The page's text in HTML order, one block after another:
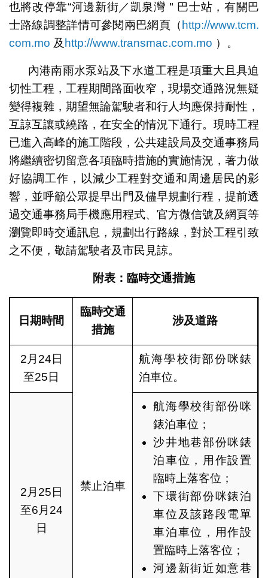
也將改停靠“河邊新街／凱泉灣＂巴士站，有關巴
士路線調整詳情可參閱兩巴網頁（ http://www.tcm.
com.mo 及 http://www.transmac.com.mo ）。
內港南雨水泵站及下水道工程是項重大且具迫
切性工程，工程期間路面收窄，現場交通路況無疑
變得複雜，期望無論駕駛者和行人均應保持耐性，
互諒互讓或繞路，在安全的情況下通行。現時工程
已進入高峰的施工階段，公共建設局及交通事務局
將繼續密切留意各項臨時措施的實施情況，著力做
好協調工作，以減少工程對交通和周邊居民的影
響，並呼籲公眾提早出門及儘早規劃行程，提前透
過交通事務局手機應用程式、官方微信號及網頁等
瀏覽即時交通訊息，規劃出行路線，對於工程引致
之不便，敬請駕駛者及市民見諒。
附表：臨時交通措施
日期時間
臨時交通
措施
涉及道路
2月24日
至25日
禁止泊車
航海學校街部份咪錶
泊車位。
2月25日
至6月24
日
航海學校街部份咪
錶泊車位；
沙井地巷部份咪錶
泊車位，用作設置
臨時上落客位；
下環街部份咪錶泊
車位及該路段電單
車泊車位，用作設
置臨時上落客位；
河邊新街近如意巷